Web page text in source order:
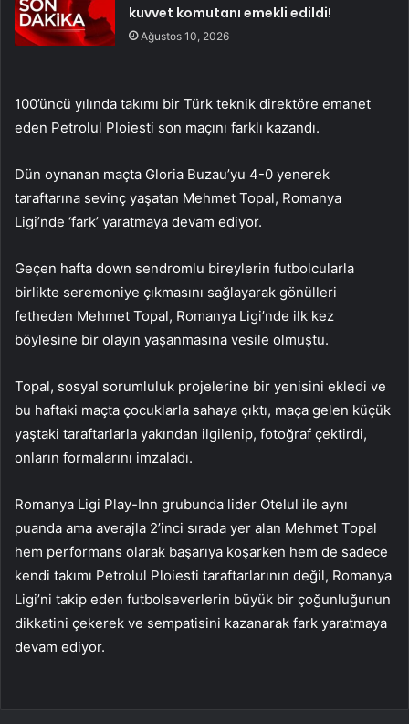
kuvvet komutanı emekli edildi!
Ağustos 10, 2026
100’üncü yılında takımı bir Türk teknik direktöre emanet
eden Petrolul Ploiesti son maçını farklı kazandı.
Dün oynanan maçta Gloria Buzau’yu 4-0 yenerek
taraftarına sevinç yaşatan Mehmet Topal, Romanya
Ligi’nde ‘fark’ yaratmaya devam ediyor.
Geçen hafta down sendromlu bireylerin futbolcularla
birlikte seremoniye çıkmasını sağlayarak gönülleri
fetheden Mehmet Topal, Romanya Ligi’nde ilk kez
böylesine bir olayın yaşanmasına vesile olmuştu.
Topal, sosyal sorumluluk projelerine bir yenisini ekledi ve
bu haftaki maçta çocuklarla sahaya çıktı, maça gelen küçük
yaştaki taraftarlarla yakından ilgilenip, fotoğraf çektirdi,
onların formalarını imzaladı.
Romanya Ligi Play-Inn grubunda lider Otelul ile aynı
puanda ama averajla 2’inci sırada yer alan Mehmet Topal
hem performans olarak başarıya koşarken hem de sadece
kendi takımı Petrolul Ploiesti taraftarlarının değil, Romanya
Ligi’ni takip eden futbolseverlerin büyük bir çoğunluğunun
dikkatini çekerek ve sempatisini kazanarak fark yaratmaya
devam ediyor.